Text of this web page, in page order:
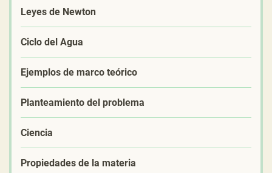
Leyes de Newton
Ciclo del Agua
Ejemplos de marco teórico
Planteamiento del problema
Ciencia
Propiedades de la materia